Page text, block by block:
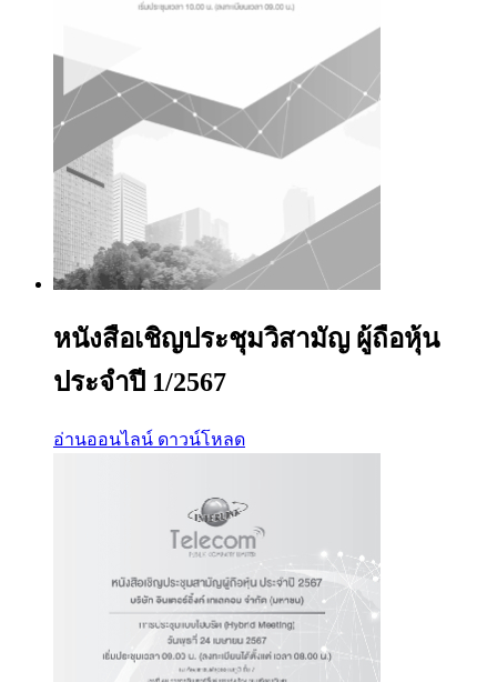
หนังสือเชิญประชุมวิสามัญ ผู้ถือหุ้น
ประจำปี 1/2567
อ่านออนไลน์ ดาวน์โหลด